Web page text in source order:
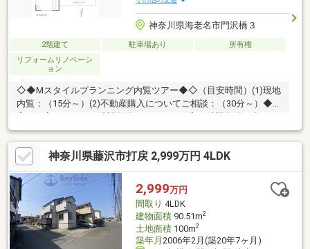
神奈川県海老名市門沢橋３
2階建て 駐車場あり
所有権
リフォームリノベーシ
ョン
◇◆Mスタイルプランニング内覧ツアー◆◇（目安時間）(1)現地
内覧：（15分～）(2)不動産購入についてご相談：（30分～）◆内
物件情報の閲覧サポート～【お客様のマイホームってどんなイメ
ージ？】～◆広いリビングで楽しい食事！◆毎月支払う費用はど
のくらいになるの。◆不動産の購入は不安があって色々心配。不
動産購入は夢もあるけど、悩みや不安もありますね。少しでもお
客様に寄り添える、頼って良かったと思えるそんな営業でいいご
提案ができたらと思っています。是非、お気軽にお立ち寄りくだ
さい。
神奈川県藤沢市打戻 2,999万円 4LDK
2,999万円
間取り 4LDK
建物面積90.51m2
土地面積100m2
築年月 2006年2月(築20年7ヶ月)